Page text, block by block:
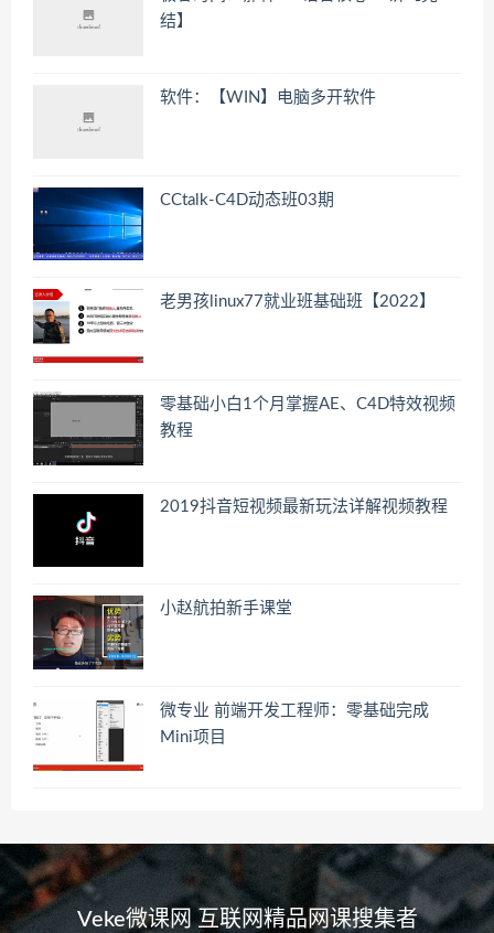
结】
软件：【WIN】电脑多开软件
CCtalk-C4D动态班03期
老男孩linux77就业班基础班【2022】
零基础小白1个月掌握AE、C4D特效视频
教程
2019抖音短视频最新玩法详解视频教程
小赵航拍新手课堂
微专业 前端开发工程师：零基础完成
Mini项目
Veke微课网 互联网精品网课搜集者